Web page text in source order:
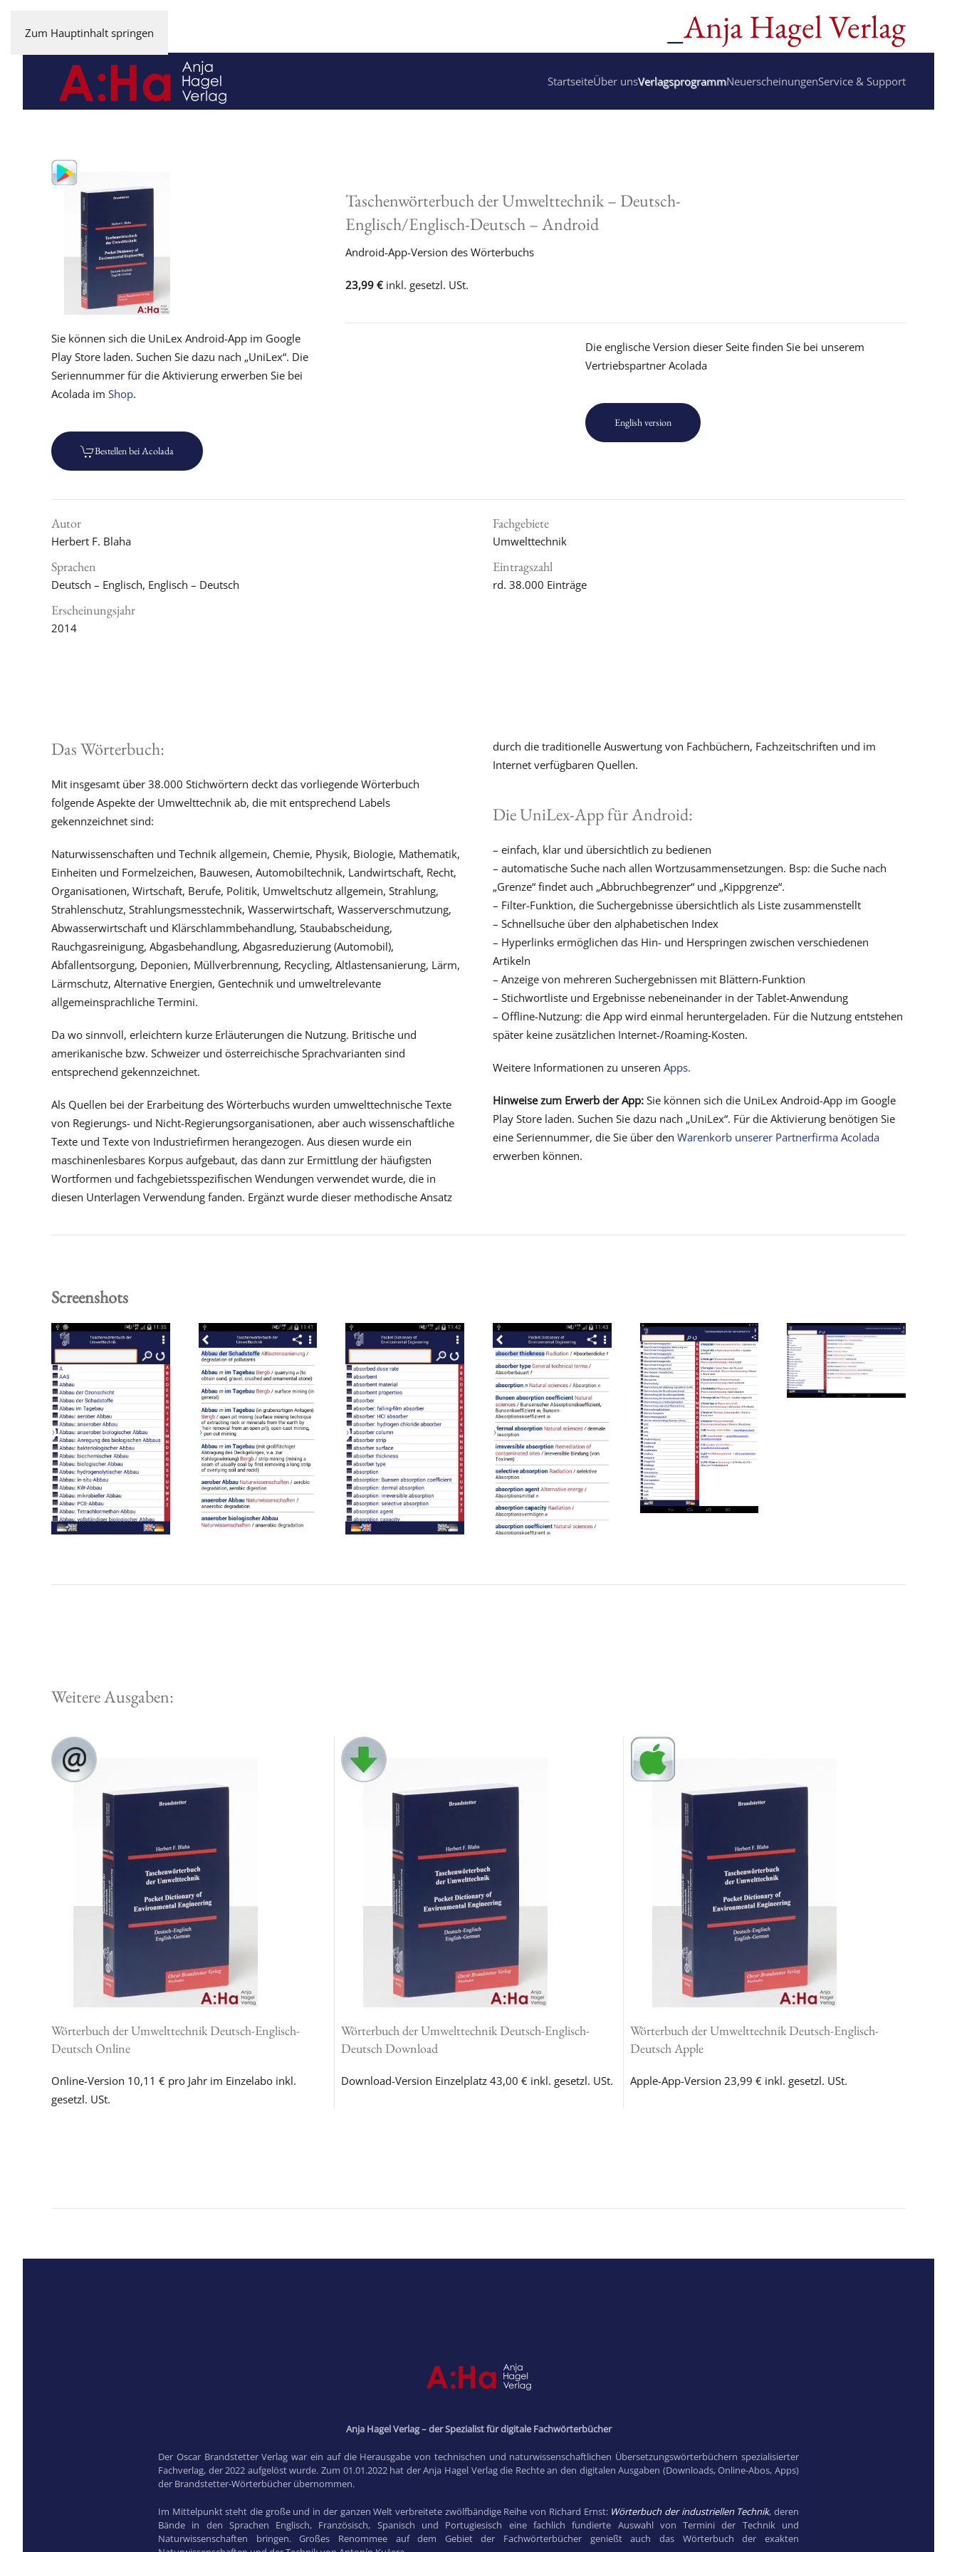
Zum Hauptinhalt springen Anja Hagel Verlag
StartseiteÜber unsVerlagsprogrammNeuerscheinungenService & Support
Sie können sich die UniLex Android-App im Google
Play Store laden. Suchen Sie dazu nach „UniLex“. Die
Seriennummer für die Aktivierung erwerben Sie bei
Acolada im Shop.
Bestellen bei Acolada
Taschenwörterbuch der Umwelttechnik – Deutsch-
Englisch/Englisch-Deutsch – Android
Android-App-Version des Wörterbuchs
23,99 € inkl. gesetzl. USt.
Die englische Version dieser Seite finden Sie bei unserem
Vertriebspartner Acolada
English version
Autor
Herbert F. Blaha
Fachgebiete
Umwelttechnik
Sprachen
Deutsch – Englisch, Englisch – Deutsch
Eintragszahl
rd. 38.000 Einträge
Erscheinungsjahr
2014
Das Wörterbuch:
Mit insgesamt über 38.000 Stichwörtern deckt das vorliegende Wörterbuch
folgende Aspekte der Umwelttechnik ab, die mit entsprechend Labels
gekennzeichnet sind:
Naturwissenschaften und Technik allgemein, Chemie, Physik, Biologie, Mathematik,
Einheiten und Formelzeichen, Bauwesen, Automobiltechnik, Landwirtschaft, Recht,
Organisationen, Wirtschaft, Berufe, Politik, Umweltschutz allgemein, Strahlung,
Strahlenschutz, Strahlungsmesstechnik, Wasserwirtschaft, Wasserverschmutzung,
Abwasserwirtschaft und Klärschlammbehandlung, Staubabscheidung,
Rauchgasreinigung, Abgasbehandlung, Abgasreduzierung (Automobil),
Abfallentsorgung, Deponien, Müllverbrennung, Recycling, Altlastensanierung, Lärm,
Lärmschutz, Alternative Energien, Gentechnik und umweltrelevante
allgemeinsprachliche Termini.
Da wo sinnvoll, erleichtern kurze Erläuterungen die Nutzung. Britische und
amerikanische bzw. Schweizer und österreichische Sprachvarianten sind
entsprechend gekennzeichnet.
Als Quellen bei der Erarbeitung des Wörterbuchs wurden umwelttechnische Texte
von Regierungs- und Nicht-Regierungsorganisationen, aber auch wissenschaftliche
Texte und Texte von Industriefirmen herangezogen. Aus diesen wurde ein
maschinenlesbares Korpus aufgebaut, das dann zur Ermittlung der häufigsten
Wortformen und fachgebietsspezifischen Wendungen verwendet wurde, die in
diesen Unterlagen Verwendung fanden. Ergänzt wurde dieser methodische Ansatz
durch die traditionelle Auswertung von Fachbüchern, Fachzeitschriften und im
Internet verfügbaren Quellen.
Die UniLex-App für Android:
– einfach, klar und übersichtlich zu bedienen
– automatische Suche nach allen Wortzusammensetzungen. Bsp: die Suche nach
„Grenze“ findet auch „Abbruchbegrenzer“ und „Kippgrenze“.
– Filter-Funktion, die Suchergebnisse übersichtlich als Liste zusammenstellt
– Schnellsuche über den alphabetischen Index
– Hyperlinks ermöglichen das Hin- und Herspringen zwischen verschiedenen
Artikeln
– Anzeige von mehreren Suchergebnissen mit Blättern-Funktion
– Stichwortliste und Ergebnisse nebeneinander in der Tablet-Anwendung
– Offline-Nutzung: die App wird einmal heruntergeladen. Für die Nutzung entstehen
später keine zusätzlichen Internet-/Roaming-Kosten.
Weitere Informationen zu unseren Apps.
Hinweise zum Erwerb der App: Sie können sich die UniLex Android-App im Google
Play Store laden. Suchen Sie dazu nach „UniLex“. Für die Aktivierung benötigen Sie
eine Seriennummer, die Sie über den Warenkorb unserer Partnerfirma Acolada
erwerben können.
Screenshots
Weitere Ausgaben:
Wörterbuch der Umwelttechnik Deutsch-Englisch-
Deutsch Online
Online-Version 10,11 € pro Jahr im Einzelabo inkl.
gesetzl. USt.
Wörterbuch der Umwelttechnik Deutsch-Englisch-
Deutsch Download
Download-Version Einzelplatz 43,00 € inkl. gesetzl. USt.
Wörterbuch der Umwelttechnik Deutsch-Englisch-
Deutsch Apple
Apple-App-Version 23,99 € inkl. gesetzl. USt.
Anja Hagel Verlag – der Spezialist für digitale Fachwörterbücher
Der Oscar Brandstetter Verlag war ein auf die Herausgabe von technischen und naturwissenschaftlichen Übersetzungswörterbüchern spezialisierter
Fachverlag, der 2022 aufgelöst wurde. Zum 01.01.2022 hat der Anja Hagel Verlag die Rechte an den digitalen Ausgaben (Downloads, Online-Abos, Apps)
der Brandstetter-Wörterbücher übernommen.
Im Mittelpunkt steht die große und in der ganzen Welt verbreitete zwölfbändige Reihe von Richard Ernst: Wörterbuch der industriellen Technik, deren
Bände in den Sprachen Englisch, Französisch, Spanisch und Portugiesisch eine fachlich fundierte Auswahl von Termini der Technik und
Naturwissenschaften bringen. Großes Renommee auf dem Gebiet der Fachwörterbücher genießt auch das Wörterbuch der exakten